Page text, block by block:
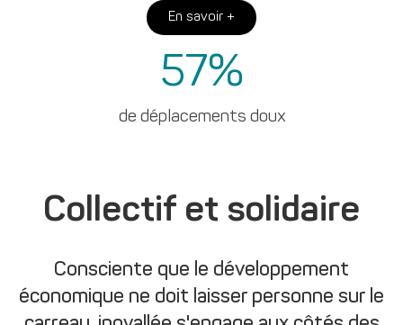
En savoir +
de déplacements doux
57%
Collectif et solidaire
Consciente que le développement
économique ne doit laisser personne sur le